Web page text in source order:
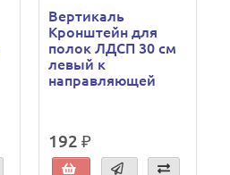
Вертикаль
Кронштейн для
полок ЛДСП 30 см
левый к
направляющей
192 ₽